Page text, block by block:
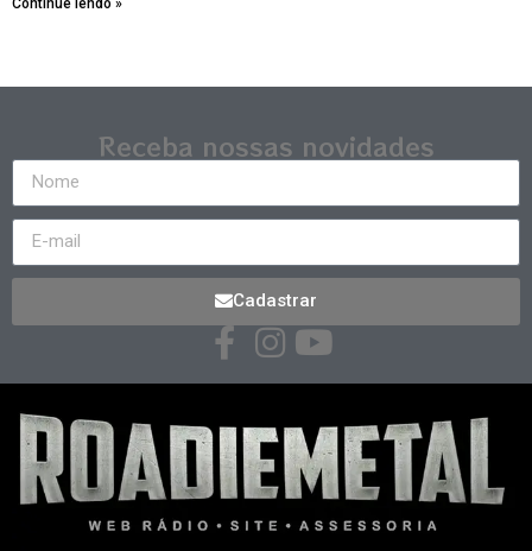
Continue lendo »
Receba nossas novidades
Cadastrar